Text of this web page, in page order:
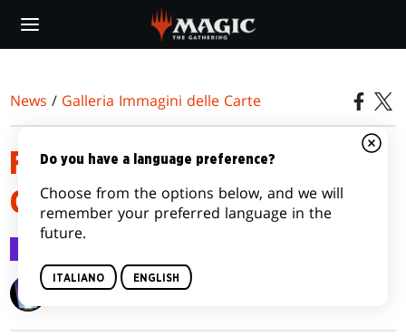
main
News / Galleria Immagini delle Carte
FATE REFORGED CARD IMAGE
GALLERY
Wizards of the Coast
Do you have a language preference?
Choose from the options below, and we will
remember your preferred language in the
future.
ITALIANO ENGLISH